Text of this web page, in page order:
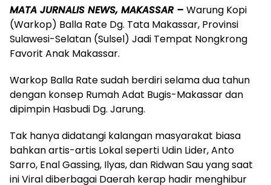
MATA JURNALIS NEWS, MAKASSAR – Warung Kopi
(Warkop) Balla Rate Dg. Tata Makassar, Provinsi
Sulawesi-Selatan (Sulsel) Jadi Tempat Nongkrong
Favorit Anak Makassar.
Warkop Balla Rate sudah berdiri selama dua tahun
dengan konsep Rumah Adat Bugis-Makassar dan
dipimpin Hasbudi Dg. Jarung.
Tak hanya didatangi kalangan masyarakat biasa
bahkan artis-artis Lokal seperti Udin Lider, Anto
Sarro, Enal Gassing, Ilyas, dan Ridwan Sau yang saat
ini Viral diberbagai Daerah kerap hadir menghibur